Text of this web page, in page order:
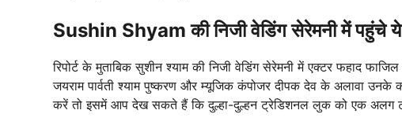
Sushin Shyam की निजी वेडिंग सेरेमनी में पहुंचे
रिपोर्ट के मुताबिक सुशीन श्याम की निजी वेडिंग सेरेमनी में एक्टर फहाद
जयराम पार्वती श्याम पुष्करण और म्यूजिक कंपोजर दीपक देव के अलावा उनके
करें तो इसमें आप देख सकते हैं कि दुल्हा-दुल्हन ट्रेडिशनल लुक को एक अलग